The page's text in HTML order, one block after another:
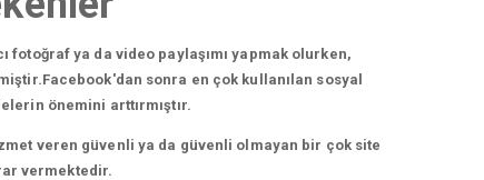
fotoğraf ya da video paylaşımı yapmak olurken,
sonra en çok kullanılan sosyal
önemini arttırmıştır.
veren güvenli ya da güvenli olmayan bir çok site
vermektedir.